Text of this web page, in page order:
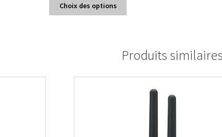
Choix des options
Produits similaires